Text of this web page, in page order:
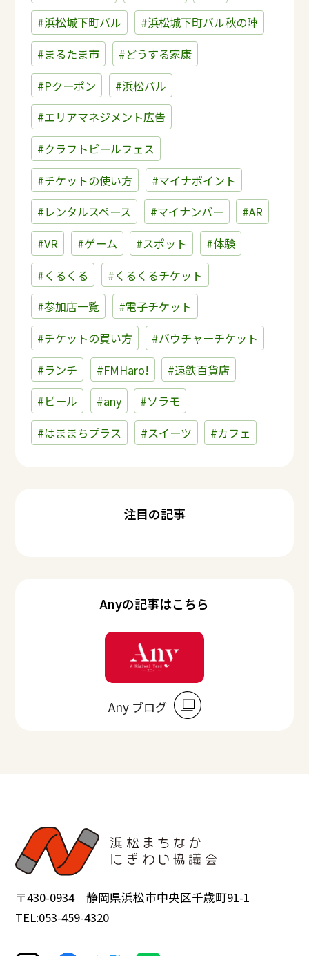
#浜松城下町バル
#浜松城下町バル秋の陣
#まるたま市
#どうする家康
#Pクーポン
#浜松バル
#エリアマネジメント広告
#クラフトビールフェス
#チケットの使い方
#マイナポイント
#レンタルスペース
#マイナンバー
#AR
#VR
#ゲーム #スポット
#体験
#くるくる
#くるくるチケット
#参加店一覧
#電子チケット
#チケットの買い方
#バウチャーチケット
#ランチ
#FMHaro!
#遠鉄百貨店
#ビール
#any
#ソラモ
#はままちプラス
#スイーツ #カフェ
注目の記事
Anyの記事はこちら
Any ブログ
〒430-0934 静岡県浜松市中央区千歳町91-1
TEL:053-459-4320